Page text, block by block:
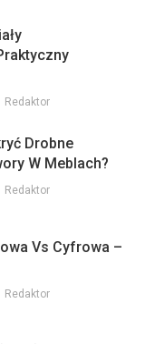
Redaktor
Drobne
W Meblach?
Redaktor
Vs Cyfrowa –
Redaktor